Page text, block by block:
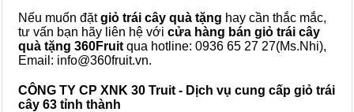
Nếu muốn đặtgiỏ trái cây quà tặng hay cần thắc mắc,
tư vấn bạn hãy liên hệ với cửa hàng bán giỏ trái cây
quà tặng 360Fruit qua hotline: 0936 65 27 27(Ms.Nhi),
Email: info@360fruit.vn.
CÔNG TY CP XNK 30 Truit - Dịch vụ cung cấp giỏ trái
cây 63 tỉnh thành